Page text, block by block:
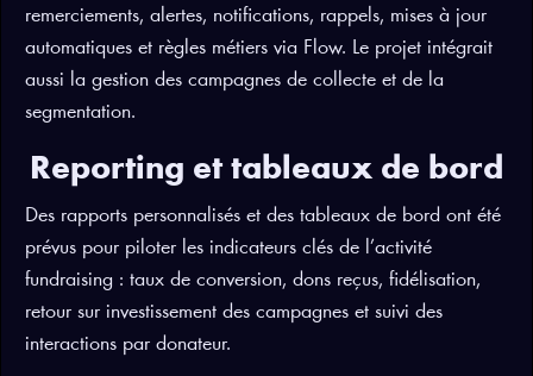
remerciements, alertes, notifications, rappels, mises à jour
automatiques et règles métiers via Flow. Le projet intégrait
aussi la gestion des campagnes de collecte et de la
segmentation.
Reporting et tableaux de bord
Des rapports personnalisés et des tableaux de bord ont été
prévus pour piloter les indicateurs clés de l’activité
fundraising : taux de conversion, dons reçus, fidélisation,
retour sur investissement des campagnes et suivi des
interactions par donateur.